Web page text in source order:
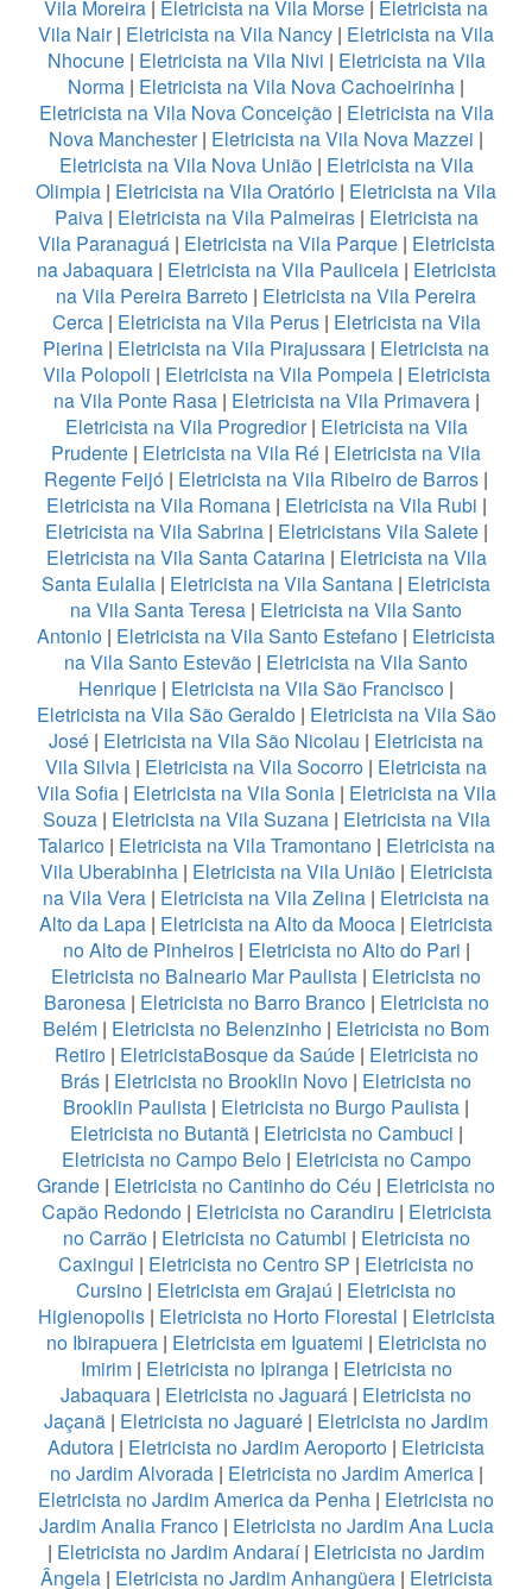
Vila Moreira | Eletricista na Vila Morse | Eletricista na
Vila Nair| Eletricista na Vila Nancy | Eletricista na Vila
Nhocune| Eletricista na Vila Nivi | Eletricista na Vila
Norma | Eletricista na Vila Nova Cachoeirinha |
Eletricista na Vila Nova Conceição| Eletricista na Vila
Nova Manchester| Eletricista na Vila Nova Mazzei |
Eletricista na Vila Nova União| Eletricista na Vila
Olimpia | Eletricista na Vila Oratório | Eletricista na Vila
Paiva| Eletricista na Vila Palmeiras| Eletricista na
Vila Paranaguá| Eletricista na Vila Parque| Eletricista
na Jabaquara| Eletricista na Vila Pauliceia| Eletricista
na Vila Pereira Barreto | Eletricista na Vila Pereira
Cerca| Eletricista na Vila Perus| Eletricista na Vila
Pierina | Eletricista na Vila Pirajussara | Eletricista na
Vila Polopoli | Eletricista na Vila Pompeia| Eletricista
na Vila Ponte Rasa| Eletricista na Vila Primavera|
Eletricista na Vila Progredior| Eletricista na Vila
Prudente | Eletricista na Vila Ré | Eletricista na Vila
Regente Feijó | Eletricista na Vila Ribeiro de Barros |
Eletricista na Vila Romana| Eletricista na Vila Rubi |
Eletricista na Vila Sabrina| Eletricistans Vila Salete|
Eletricista na Vila Santa Catarina| Eletricista na Vila
Santa Eulalia | Eletricista na Vila Santana | Eletricista
na Vila Santa Teresa | Eletricista na Vila Santo
Antonio | Eletricista na Vila Santo Estefano | Eletricista
na Vila Santo Estevão | Eletricista na Vila Santo
Henrique | Eletricista na Vila São Francisco |
Eletricista na Vila São Geraldo| Eletricista na Vila São
José | Eletricista na Vila São Nicolau | Eletricista na
Vila Silvia | Eletricista na Vila Socorro | Eletricista na
Vila Sofia| Eletricista na Vila Sonia| Eletricista na Vila
Souza| Eletricista na Vila Suzana| Eletricista na Vila
Talarico| Eletricista na Vila Tramontano| Eletricista na
Vila Uberabinha| Eletricista na Vila União| Eletricista
na Vila Vera | Eletricista na Vila Zelina | Eletricista na
Alto da Lapa | Eletricista na Alto da Mooca | Eletricista
no Alto de Pinheiros| Eletricista no Alto do Pari |
Eletricista no Balneario Mar Paulista | Eletricista no
Baronesa| Eletricista no Barro Branco| Eletricista no
Belém | Eletricista no Belenzinho | Eletricista no Bom
Retiro| EletricistaBosque da Saúde| Eletricista no
Brás | Eletricista no Brooklin Novo | Eletricista no
Brooklin Paulista | Eletricista no Burgo Paulista |
Eletricista no Butantã| Eletricista no Cambuci |
Eletricista no Campo Belo| Eletricista no Campo
Grande | Eletricista no Cantinho do Céu | Eletricista no
Capão Redondo| Eletricista no Carandiru | Eletricista
no Carrão| Eletricista no Catumbi | Eletricista no
Caxingui | Eletricista no Centro SP | Eletricista no
Cursino | Eletricista em Grajaú | Eletricista no
Higienopolis| Eletricista no Horto Florestal | Eletricista
no Ibirapuera| Eletricista em Iguatemi | Eletricista no
Imirim| Eletricista no Ipiranga| Eletricista no
Jabaquara | Eletricista no Jaguará | Eletricista no
Jaçanã | Eletricista no Jaguaré | Eletricista no Jardim
Adutora | Eletricista no Jardim Aeroporto | Eletricista
no Jardim Alvorada| Eletricista no Jardim America|
Eletricista no Jardim America da Penha | Eletricista no
Jardim Analia Franco| Eletricista no Jardim Ana Lucia
| Eletricista no Jardim Andaraí| Eletricista no Jardim
Ângela| Eletricista no Jardim Anhangüera| Eletricista